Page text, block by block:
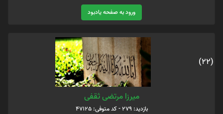
ورود به صفحه یادبود
(22)
میرزا مرتضی ثقفی
بازدید: 279 - کد متوفی: 47125